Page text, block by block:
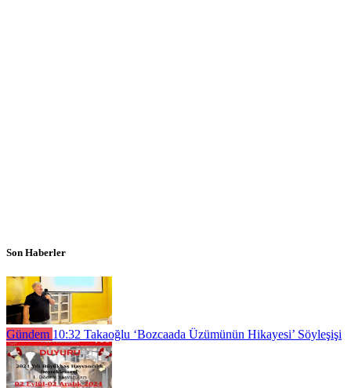
Son Haberler
Gündem 10:32 Takaoğlu ‘Bozcaada Üzümünün Hikayesi’ Söyleşişi